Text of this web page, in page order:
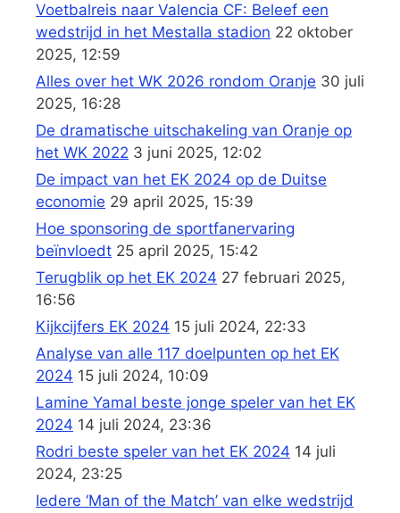
Voetbalreis naar Valencia CF: Beleef een
wedstrijd in het Mestalla stadion 22 oktober
2025, 12:59
Alles over het WK 2026 rondom Oranje 30 juli
2025, 16:28
De dramatische uitschakeling van Oranje op
het WK 2022 3 juni 2025, 12:02
De impact van het EK 2024 op de Duitse
economie 29 april 2025, 15:39
Hoe sponsoring de sportfanervaring
beïnvloedt 25 april 2025, 15:42
Terugblik op het EK 2024 27 februari 2025,
16:56
Kijkcijfers EK 2024 15 juli 2024, 22:33
Analyse van alle 117 doelpunten op het EK
2024 15 juli 2024, 10:09
Lamine Yamal beste jonge speler van het EK
2024 14 juli 2024, 23:36
Rodri beste speler van het EK 2024 14 juli
2024, 23:25
Iedere ‘Man of the Match’ van elke wedstrijd